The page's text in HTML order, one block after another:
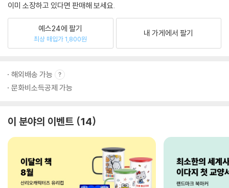
이미 소장하고 있다면 판매해 보세요.
예스24에 팔기
최상 매입가 1,800원
내 가게에서 팔기
해외배송 가능
문화비소득공제 가능
이 분야의 이벤트 14